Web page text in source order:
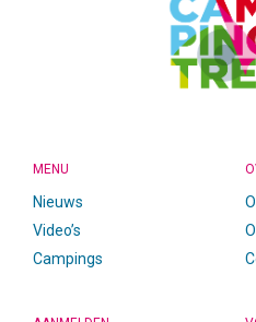
MENU
Nieuws
Video’s
Campings